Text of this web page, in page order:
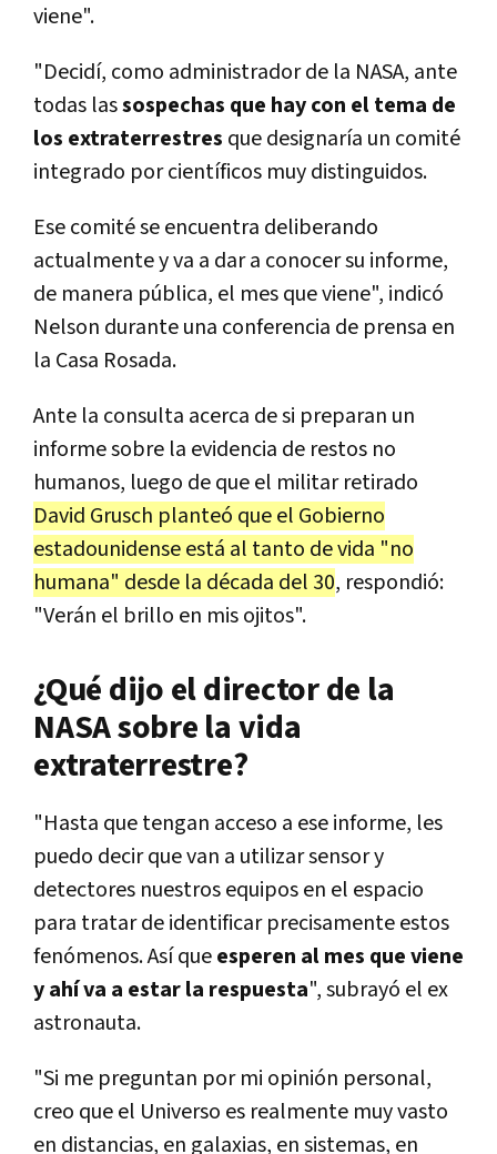
viene".
"Decidí, como administrador de la NASA, ante
todas lassospechas que hay con el tema de
los extraterrestres que designaría un comité
integrado por científicos muy distinguidos.
Ese comité se encuentra deliberando
actualmente y va a dar a conocer su informe,
de manera pública, el mes que viene", indicó
Nelson durante una conferencia de prensa en
la Casa Rosada.
Ante la consulta acerca de si preparan un
informe sobre la evidencia de restos no
humanos, luego de que el militar retirado
David Grusch planteó que el Gobierno
estadounidense está al tanto de vida "no
humana" desde la década del 30, respondió:
"Verán el brillo en mis ojitos".
¿Qué dijo el director de la
NASA sobre la vida
extraterrestre?
"Hasta que tengan acceso a ese informe, les
puedo decir que van a utilizar sensor y
detectores nuestros equipos en el espacio
para tratar de identificar precisamente estos
fenómenos. Así queesperen al mes que viene
y ahí va a estar la respuesta", subrayó el ex
astronauta.
"Si me preguntan por mi opinión personal,
creo que el Universo es realmente muy vasto
en distancias, en galaxias, en sistemas, en